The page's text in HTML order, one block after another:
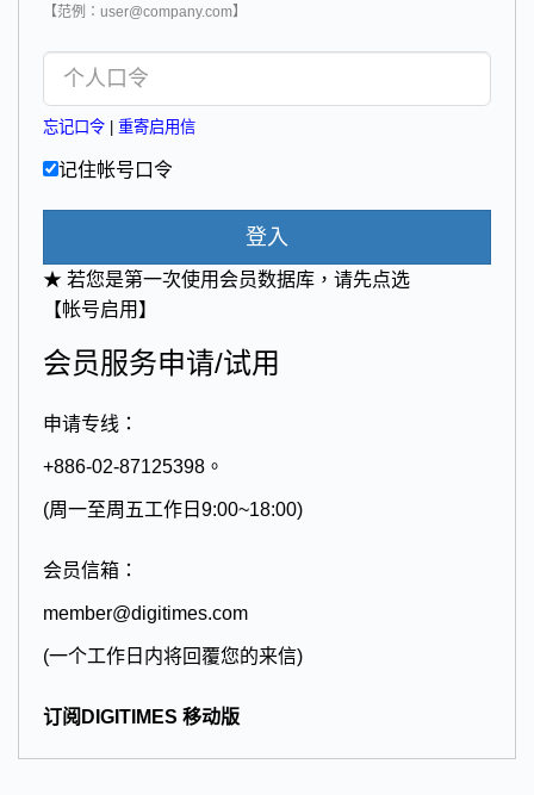
【范例：user@company.com】
忘记口令 重寄启用信
记住帐号口令
登入
★ 若您是第一次使用会员数据库，请先点选
【帐号启用】
会员服务申请/试用
申请专线：
+886-02-87125398。
(周一至周五工作日9:00~18:00)
会员信箱：
member@digitimes.com
(一个工作日内将回覆您的来信)
订阅DIGITIMES 移动版